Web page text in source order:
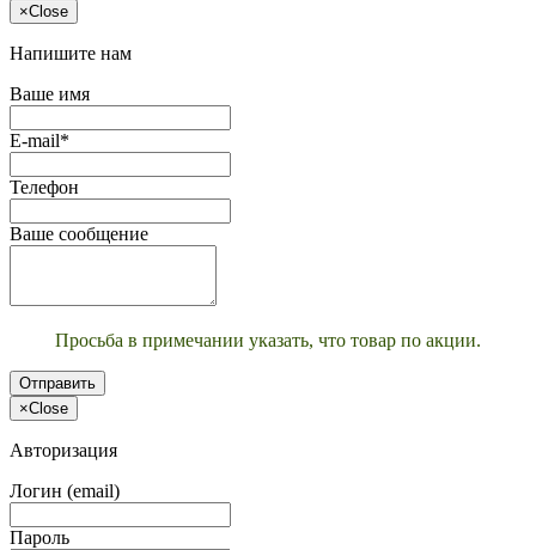
×Close
Напишите нам
Ваше имя
E-mail*
Телефон
Ваше сообщение
Просьба в примечании указать, что товар по акции.
Отправить
×Close
Авторизация
Логин (email)
Пароль